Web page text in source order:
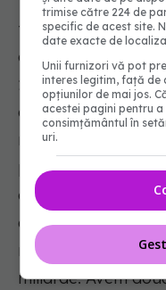
fost undeva la 3
ajuns la 7 miliarde
2014 a fost la
de lei, iar astăzi
medicamentele
pornit de la 1,3
acesta estimatul
euro, iar la
milioane,
miliarde. Avem
trimise către 224 de
specific de acest site.
date exacte de
Unii furnizori vă pot
interes legitim, față de
opțiunilor de mai jos.
acestei pagini pentru
consimțământul în
uri.